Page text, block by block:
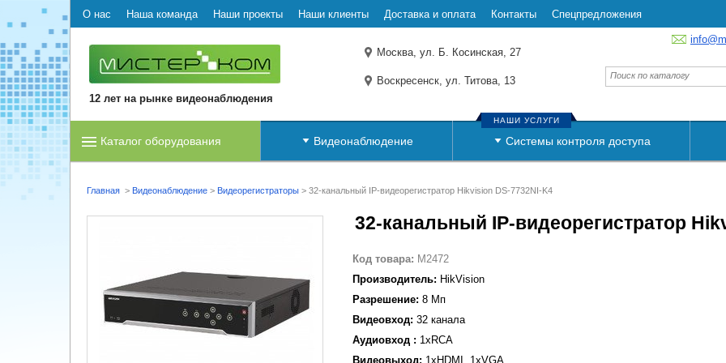
О нас Наша команда Наши проекты Наши клиенты Доставка и оплата Контакты Спецпредложения
12 лет на рынке видеонаблюдения
Москва, ул. Б. Косинская, 27
Воскресенск, ул. Титова, 13
Каталог оборудования Видеонаблюдение Системы контроля доступа
НАШИ УСЛУГИ
Главная > Видеонаблюдение > Видеорегистраторы > 32-канальный IP-видеорегистратор Hikvision DS-7732NI-K4
32-канальный IP-видеорегистратор
Код товара: M2472
Производитель: HikVision
Разрешение: 8 Мп
Видеовход: 32 канала
Аудиовход : 1xRCA
Видеовыход: 1xHDMI, 1xVGA